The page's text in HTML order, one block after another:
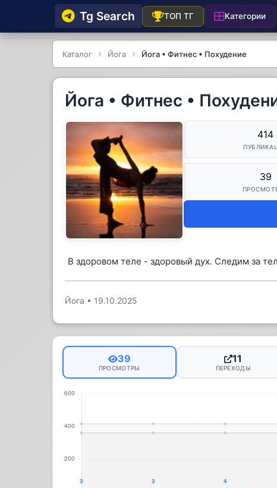
Tg Searсh ТОП ТГ Категории
Каталог Йога Йога • Фитнес • Похудение
Йога • Фитнес •
414
39
В здоровом теле - здоровый дух. Следим за
Йога • 19.10.2025
39
ПРОСМОТРЫ
11
ПЕРЕХОДЫ